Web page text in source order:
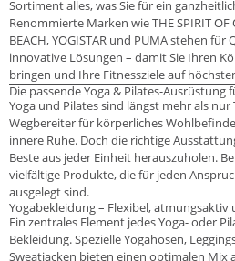
Sortiment alles, was Sie für ein
Renommierte Marken wie THE SPIRIT OF
BEACH, YOGISTAR und PUMA stehen
innovative Lösungen – damit Sie Ihren
bringen und Ihre Fitnessziele auf
Die passende Yoga & Pilates-Ausrüstung
Yoga und Pilates sind längst mehr als
Wegbereiter für körperliches
innere Ruhe. Doch die richtige
Beste aus jeder Einheit herauszuholen.
vielfältige Produkte, die für jeden
ausgelegt sind.
Yogabekleidung – Flexibel,
Ein zentrales Element jedes Yoga- oder
Bekleidung. Spezielle Yogahosen,
Sweatjacken bieten einen optimalen Mix